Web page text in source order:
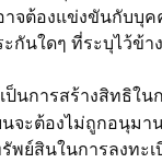
ต้องแข่งขันกับบุ
กันใดๆ ที่ระบุไว้
นการสร้างสิทธิใ
ะต้องไม่ถูกอนุม
พย์สินในการลง